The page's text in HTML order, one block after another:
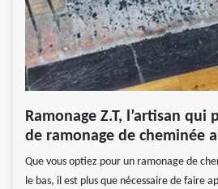
Ramonage Z.T, l’artisan qui
de ramonage de cheminée
Que vous optiez pour un ramonage de
le bas, il est plus que nécessaire de faire